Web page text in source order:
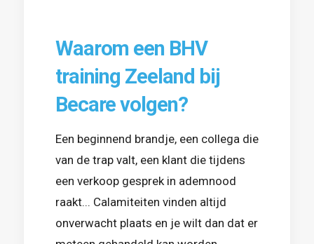
Waarom een BHV
training Zeeland bij
Becare volgen?
Een beginnend brandje, een collega die
van de trap valt, een klant die tijdens
een verkoop gesprek in ademnood
raakt... Calamiteiten vinden altijd
onverwacht plaats en je wilt dan dat er